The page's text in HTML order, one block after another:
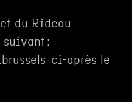
du Rideau
:
ci-après le